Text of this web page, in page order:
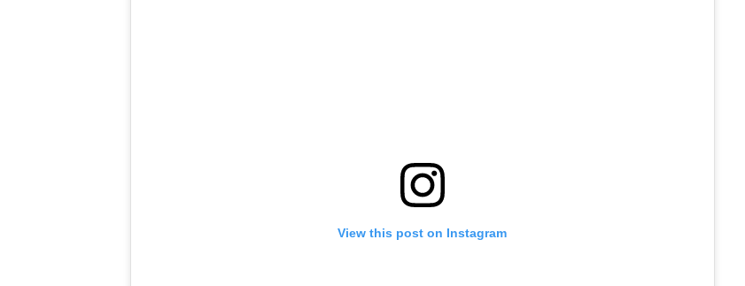
View this post on Instagram